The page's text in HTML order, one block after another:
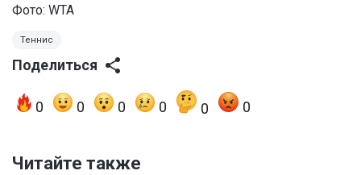
Фото: WTA
Теннис
Поделиться
0 0 0 0 0 0
Читайте также